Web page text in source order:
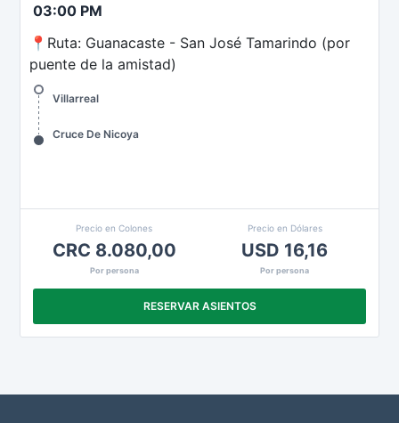
03:00 PM
📍Ruta: Guanacaste - San José Tamarindo (por
puente de la amistad)
Villarreal
Cruce De Nicoya
Precio en Colones
CRC 8.080,00
Por persona
Precio en Dólares
USD 16,16
Por persona
RESERVAR ASIENTOS